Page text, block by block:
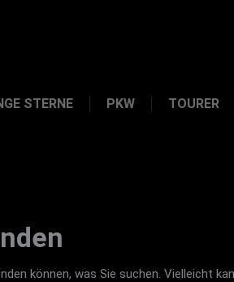
STERNE PKW TOURER
können, was Sie suchen. Vielleicht